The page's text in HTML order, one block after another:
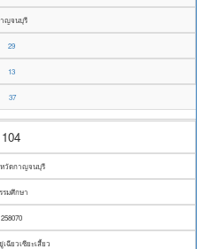
ญจนบุรี
29
13
37
104
วัดกาญจนบุรี
รมศึกษา
258070
เฉียวเซียะเสี้ยว